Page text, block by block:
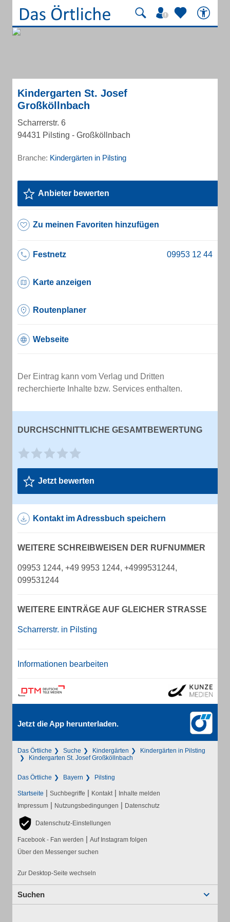
Kindergarten St. Josef
Großköllnbach
Scharrerstr. 6
94431 Pilsting - Großköllnbach
Branche: Kindergärten in Pilsting
Anbieter bewerten
Zu meinen Favoriten hinzufügen
Festnetz
Karte anzeigen
Routenplaner
Webseite
Der Eintrag kann vom Verlag und Dritten
recherchierte Inhalte bzw. Services enthalten.
DURCHSCHNITTLICHE GESAMTBEWERTUNG
Jetzt bewerten
Kontakt im Adressbuch speichern
WEITERE SCHREIBWEISEN DER RUFNUMMER
09953 1244, +49 9953 1244, +4999531244,
099531244
WEITERE EINTRÄGE AUF GLEICHER STRASSE
Scharrerstr. in Pilsting
Informationen bearbeiten
Jetzt die App herunterladen.
Das Örtliche Suche Kindergärten
Kindergärten in Pilsting
Kindergarten St. Josef Großköllnbach
Das Örtliche Bayern Pilsting
Startseite | Suchbegriffe | Kontakt | Inhalte melden
Impressum | Nutzungsbedingungen | Datenschutz
Datenschutz-Einstellungen
Facebook - Fan werden | Auf Instagram folgen
Über den Messenger suchen
Zur Desktop-Seite wechseln
Suchen